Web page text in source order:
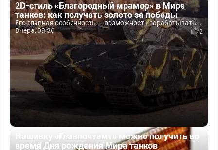
2D-стиль «Благородный мрамор» в Мире
танков: как получать золото за победы
Его главная особенность — возможность зарабатывать...
Вчера, 09:36
2
Нашивку «Главпочтамт» можно получить во
время Дня рождения Мира танков